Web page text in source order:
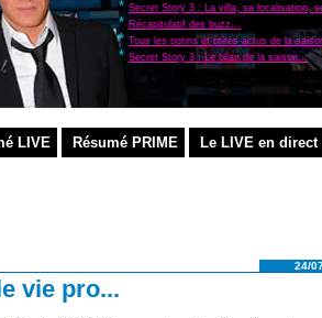
* Secret Story 3 : La villa, sa localisation,
* Récapitulatif des buzz...
* Tous les potins et ptites actus de la
* Secret Story 3 : Le bilan de la saison...
LIVE Résumé PRIME Le LIVE en direct
24/
vie pro...